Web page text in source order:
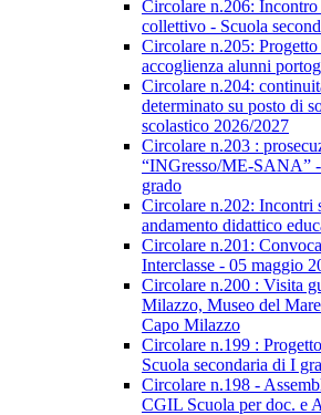
Circolare n.206:
collettivo - Scuola
Circolare n.205:
accoglienza alunni
Circolare n.204:
determinato su posto di
scolastico 2026/2027
Circolare n.203 :
“INGresso/ME-SANA”
grado
Circolare n.202: Incontri
andamento didattico
Circolare n.201:
Interclasse - 05 maggio
Circolare n.200 : Visita
Milazzo, Museo del
Capo Milazzo
Circolare n.199 :
Scuola secondaria di I
Circolare n.198 -
CGIL Scuola per doc. e